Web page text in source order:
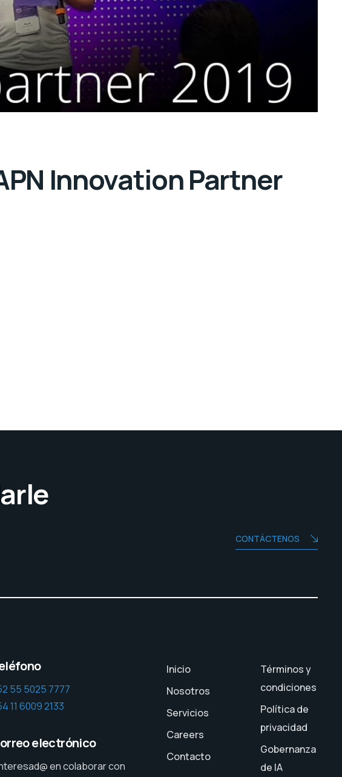
Innovation Partner
CONTÁCTENOS
55 5025 7777
11 6009 2133
electrónico
en colaborar con
Inicio
Nosotros
Servicios
Careers
Contacto
Términos y
condiciones
Política de
privacidad
Gobernanza
de IA